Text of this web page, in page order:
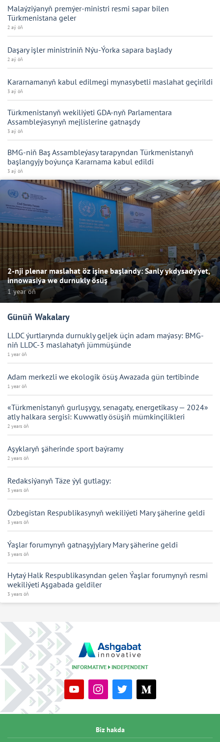
Malaýziýanyň premýer-ministri resmi sapar bilen
Türkmenistana geler
2 aý öň
Daşary işler ministriniň Nýu-Ýorka sapara başlady
2 aý öň
Kararnamanyň kabul edilmegi mynasybetli maslahat geçirildi
3 aý öň
Türkmenistanyň wekiliýeti GDA-nyň Parlamentara
Assambleýasynyň mejlislerine gatnaşdy
3 aý öň
BMG-niň Baş Assambleýasy tarapyndan Türkmenistanyň
başlangyjy boýunça Kararnama kabul edildi
3 aý öň
2-nji plenar maslahat öz işine başlandy: Sanly ykdysadyýet,
innowasiýa we durnukly ösüş
1 year öň
Günüň Wakalary
LLDC ýurtlarynda durnukly geljek üçin adam maýasy: BMG-
niň LLDC-3 maslahatyň jümmüşünde
1 year öň
Adam merkezli we ekologik ösüş Awazada gün tertibinde
1 year öň
«Türkmenistanyň gurluşygy, senagaty, energetikasy — 2024»
atly halkara sergisi: Kuwwatly ösüşiň mümkinçilikleri
2 years öň
Aşyklaryň şäherinde sport baýramy
2 years öň
Redaksiýanyň Täze ýyl gutlagy:
3 years öň
Özbegistan Respublikasynyň wekiliýeti Mary şäherine geldi
3 years öň
Ýaşlar forumynyň gatnaşyjylary Mary şäherine geldi
3 years öň
Hytaý Halk Respublikasyndan gelen Ýaşlar forumynyň resmi
wekiliýeti Aşgabada geldiler
3 years öň
INFORMATIVE INDEPENDENT
Biz hakda